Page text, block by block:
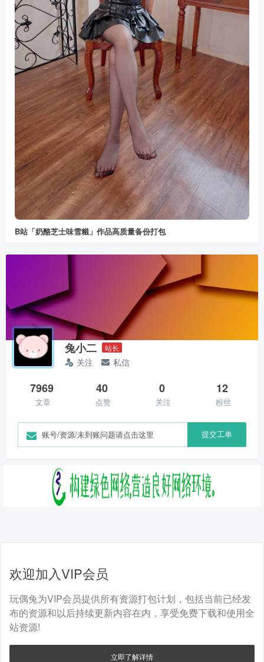
B站「奶酪芝士味雪糍」作品高质量备份打包
兔小二 站长
关注 私信
7969
文章
40
点赞
0
关注
12
粉丝
账号/资源/未到账问题请点击这里 提交工单
欢迎加入VIP会员
玩偶兔为VIP会员提供所有资源打包计划，包括当前已经发
布的资源和以后持续更新内容在内，享受免费下载和使用全
站资源!
立即了解详情